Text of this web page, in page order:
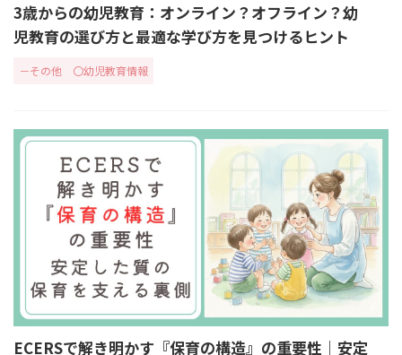
3歳からの幼児教育：オンライン？オフライン？幼
児教育の選び方と最適な学び方を見つけるヒント
－その他 〇幼児教育情報
ECERSで解き明かす『保育の構造』の重要性｜安定